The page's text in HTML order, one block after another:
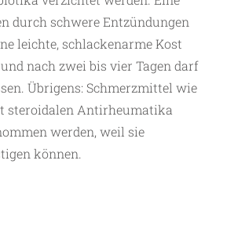
durch schwere Entzündungen
leichte, schlackenarme Kost
nach zwei bis vier Tagen darf
Übrigens: Schmerzmittel wie
steroidalen Antirheumatika
werden, weil sie
können.